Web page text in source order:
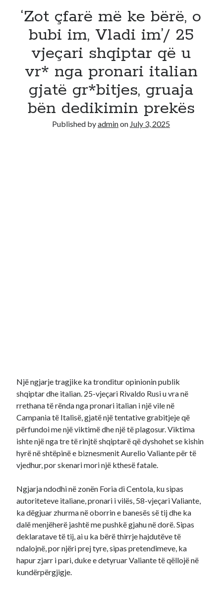
‘Zot çfarë më ke bërë, o
bubi im, Vladi im’/ 25
vjeçari shqiptar që u
vr* nga pronari italian
gjatë gr*bitjes, gruaja
bën dedikimin prekës
Published byadminon July 3, 2025
Një ngjarje tragjike ka tronditur opinionin publik
shqiptar dhe italian. 25-vjeçari Rivaldo Rusi u vra në
rrethana të rënda nga pronari italian i një vile në
Campania të Italisë, gjatë një tentative grabitjeje që
përfundoi me një viktimë dhe një të plagosur. Viktima
ishte një nga tre të rinjtë shqiptarë që dyshohet se kishin
hyrë në shtëpinë e biznesmenit Aurelio Valiante për të
vjedhur, por skenari mori një kthesë fatale.
Ngjarja ndodhi në zonën Foria di Centola, ku sipas
autoriteteve italiane, pronari i vilës, 58-vjeçari Valiante,
ka dëgjuar zhurma në oborrin e banesës së tij dhe ka
dalë menjëherë jashtë me pushkë gjahu në dorë. Sipas
deklaratave të tij, ai u ka bërë thirrje hajdutëve të
ndalojnë, por njëri prej tyre, sipas pretendimeve, ka
hapur zjarr i pari, duke e detyruar Valiante të qëllojë në
kundërpërgjigje.